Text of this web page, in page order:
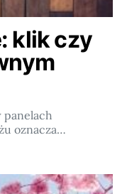
klik czy
panelach
oznacza…